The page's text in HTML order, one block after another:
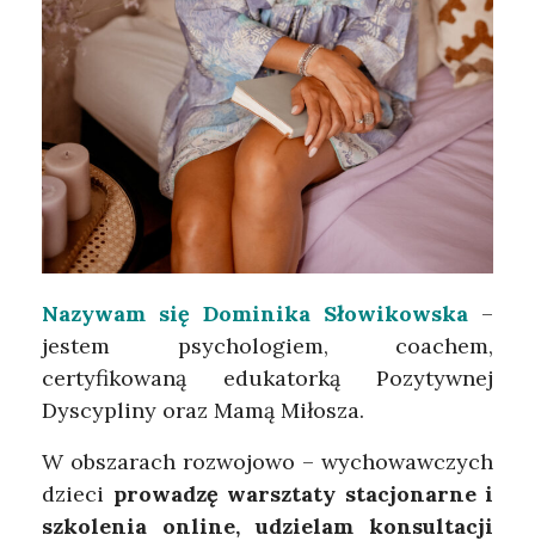
Nazywam się Dominika Słowikowska –
jestem psychologiem, coachem,
certyfikowaną edukatorką Pozytywnej
Dyscypliny oraz Mamą Miłosza.
W obszarach rozwojowo – wychowawczych
dzieci prowadzę warsztaty stacjonarne i
szkolenia online, udzielam konsultacji